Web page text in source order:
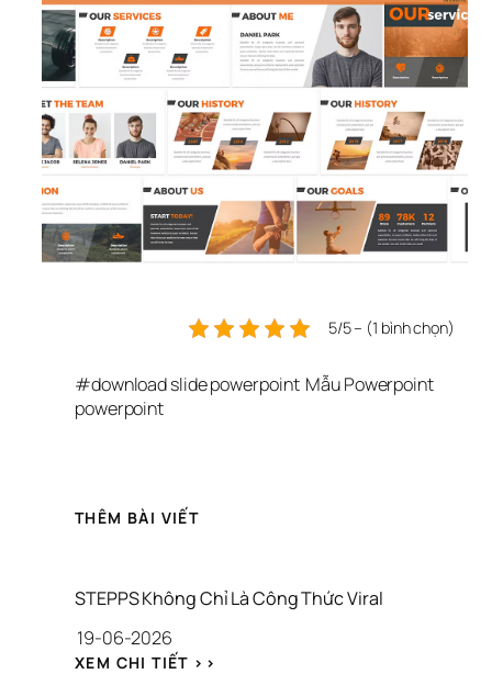
5/5 – (1 bình chọn)
#download slide powerpoint Mẫu Powerpoint
powerpoint
THÊM BÀI VIẾT
STEPPS Không Chỉ Là Công Thức Viral
19-06-2026
XEM CHI TIẾT >>